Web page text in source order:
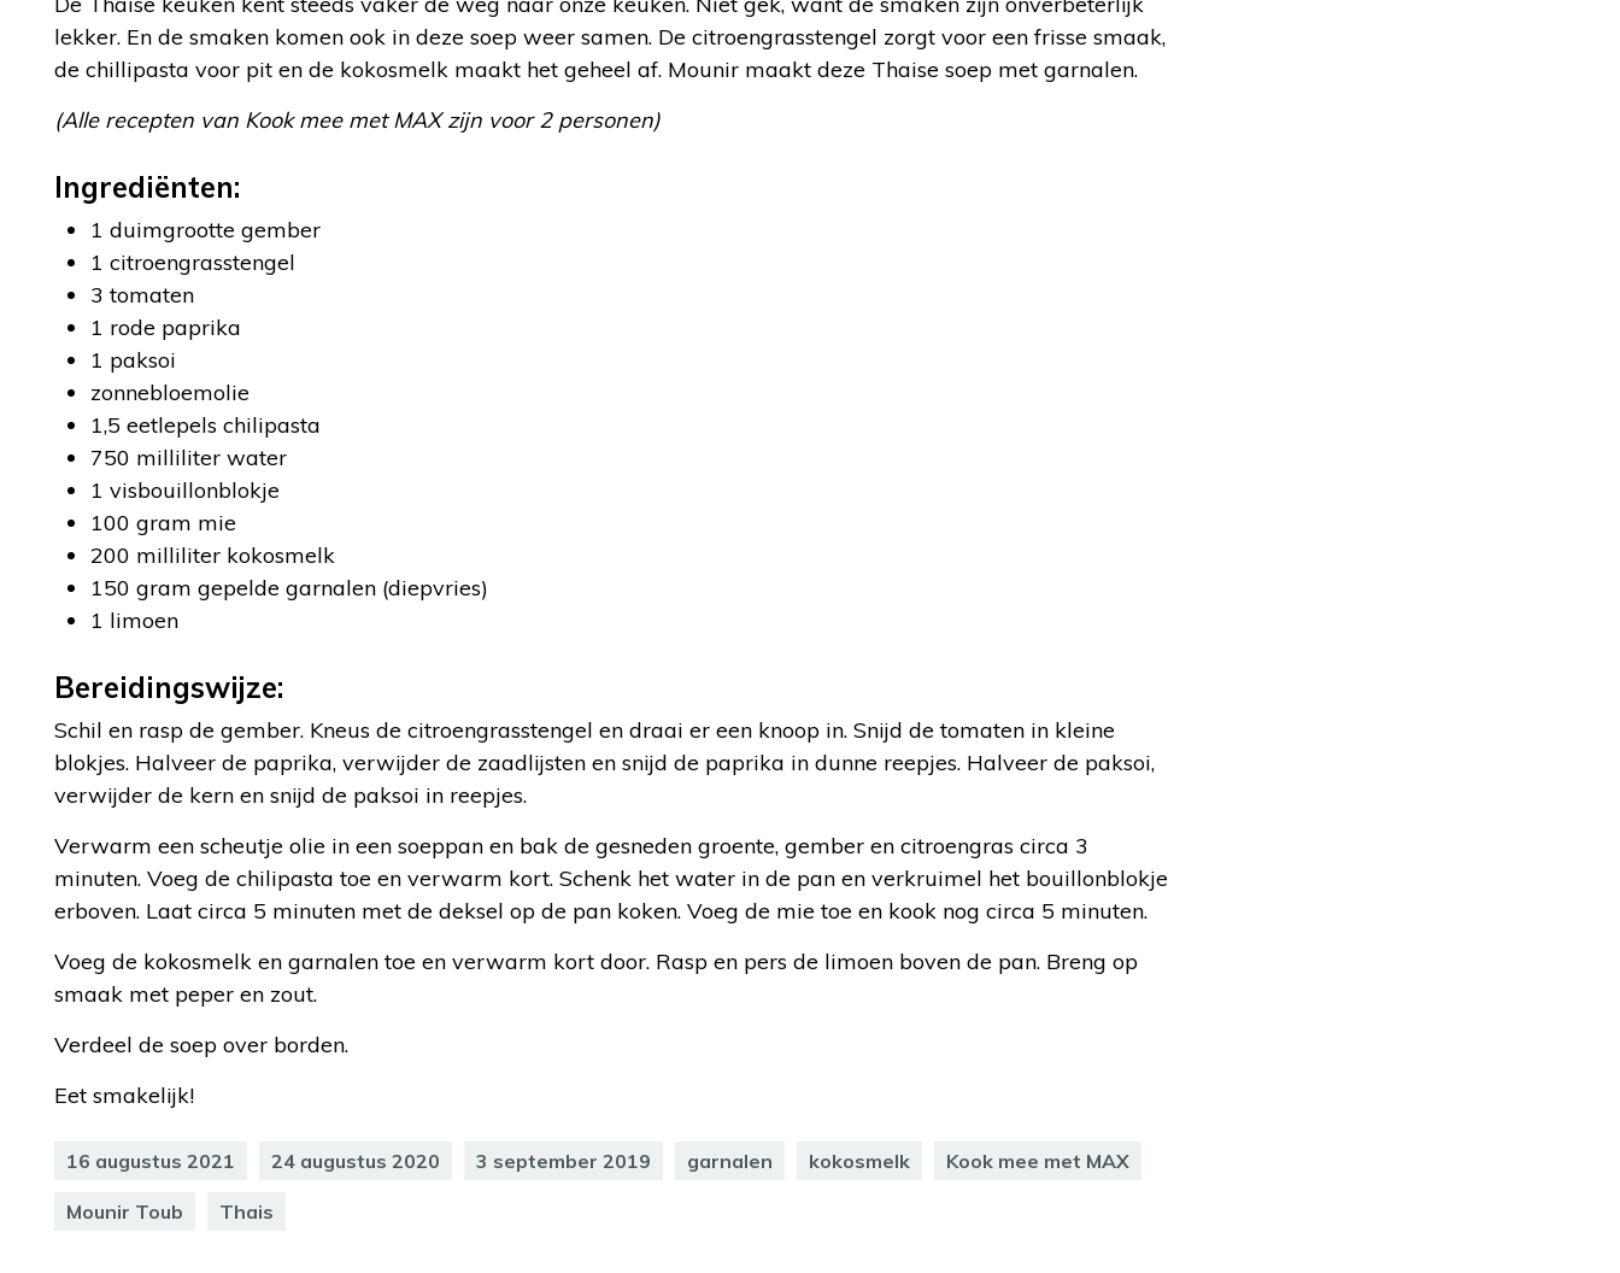
lekker. En de smaken komen ook in deze soep weer samen. De citroengrasstengel zorgt voor een frisse smaak,
de chillipasta voor pit en de kokosmelk maakt het geheel af. Mounir maakt deze Thaise soep met garnalen.
(Alle recepten van Kook mee met MAX zijn voor 2 personen)
Ingrediënten:
1 duimgrootte gember
1 citroengrasstengel
3 tomaten
1 rode paprika
1 paksoi
zonnebloemolie
1,5 eetlepels chilipasta
750 milliliter water
1 visbouillonblokje
100 gram mie
200 milliliter kokosmelk
150 gram gepelde garnalen (diepvries)
1 limoen
Bereidingswijze:
Schil en rasp de gember. Kneus de citroengrasstengel en draai er een knoop in. Snijd de tomaten in kleine
blokjes. Halveer de paprika, verwijder de zaadlijsten en snijd de paprika in dunne reepjes. Halveer de paksoi,
verwijder de kern en snijd de paksoi in reepjes.
Verwarm een scheutje olie in een soeppan en bak de gesneden groente, gember en citroengras circa 3
minuten. Voeg de chilipasta toe en verwarm kort. Schenk het water in de pan en verkruimel het bouillonblokje
erboven. Laat circa 5 minuten met de deksel op de pan koken. Voeg de mie toe en kook nog circa 5 minuten.
Voeg de kokosmelk en garnalen toe en verwarm kort door. Rasp en pers de limoen boven de pan. Breng op
smaak met peper en zout.
Verdeel de soep over borden.
Eet smakelijk!
16 augustus 2021 24 augustus 2020 3 september 2019 garnalen kokosmelk Kook mee met MAX
Mounir Toub Thais